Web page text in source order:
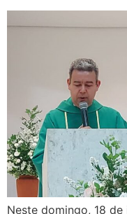
Neste domingo, 18